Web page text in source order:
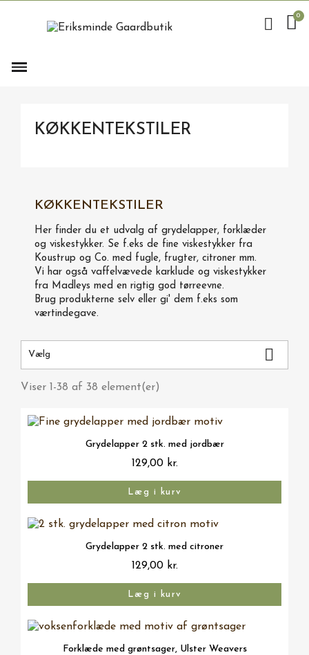
KØKKENTEKSTILER
KØKKENTEKSTILER
Her finder du et udvalg af grydelapper, forklæder
og viskestykker. Se f.eks de fine viskestykker fra
Koustrup og Co. med fugle, frugter, citroner mm.
Vi har også vaffelvævede karklude og viskestykker
fra Madleys med en rigtig god tørreevne.
Brug produkterne selv eller gi' dem f.eks som
værtindegave.
Vælg 
Viser 1-38 af 38 element(er)
Vis her
Grydelapper 2 stk. med jordbær
129,00 kr.
Læg i kurv
Vis her
Grydelapper 2 stk. med citroner
129,00 kr.
Læg i kurv
Vis her
Forklæde med grøntsager, Ulster Weavers